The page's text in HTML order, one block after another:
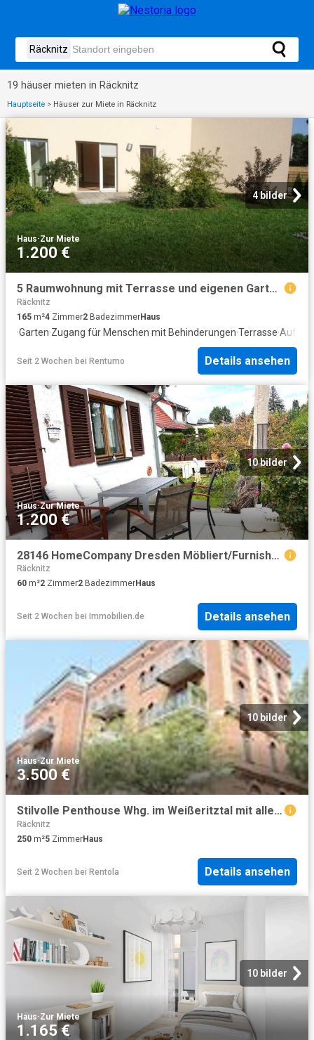
19 häuser mieten in Räcknitz
Hauptseite > Häuser zur Miete in Räcknitz
4 bilder
Haus·Zur Miete
1.200 €
5 Raumwohnung mit Terrasse und eigenen Garten in Heidenau
Räcknitz
165 m²4 Zimmer2 BadezimmerHaus
·Garten·Zugang für Menschen mit Behinderungen·Terrasse·Aufzug
Seit 2 Wochen bei Rentumo Details ansehen
10 bilder
Haus·Zur Miete
1.200 €
28146 HomeCompany Dresden Möbliert/Furnished Doppelhaushälfte mit Grundstück in Dresden Leubnitz Neuostra max. 2 Personen
Räcknitz
60 m²2 Zimmer2 BadezimmerHaus
Seit 2 Wochen bei Immobilien.de Details ansehen
10 bilder
Haus·Zur Miete
3.500 €
Stilvolle Penthouse Whg. im Weißeritztal mit allem Komfort, den man sich vorstellen kann
Räcknitz
250 m²5 ZimmerHaus
Seit 2 Wochen bei Rentola Details ansehen
10 bilder
Haus·Zur Miete
1.165 €